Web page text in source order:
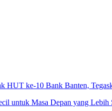
HUT ke-10 Bank Banten,
untuk Masa Depan yang Lebih